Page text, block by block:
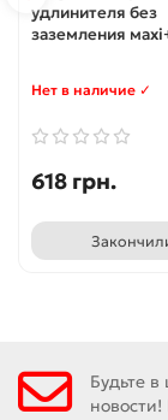
удлинителя без
заземления
Нет в наличие ✓
618 грн.
Будьте